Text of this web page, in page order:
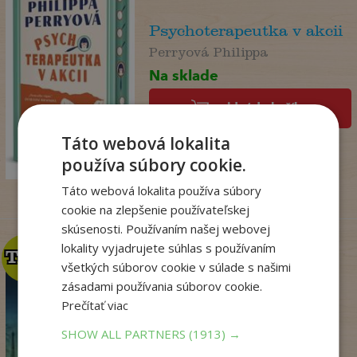
22
18,09€
Psychoterapeutka v akcii
Perryová Philippa
Na sklade
pridať do košíka
TOP
TOP
Druart Ruth
Táto webová lokalita
používa súbory cookie.
Táto webová lokalita používa súbory
cookie na zlepšenie používateľskej
skúsenosti. Používaním našej webovej
lokality vyjadrujete súhlas s používaním
všetkých súborov cookie v súlade s našimi
zásadami používania súborov cookie.
Prečítať viac
SHOW ALL PARTNERS(1913) →